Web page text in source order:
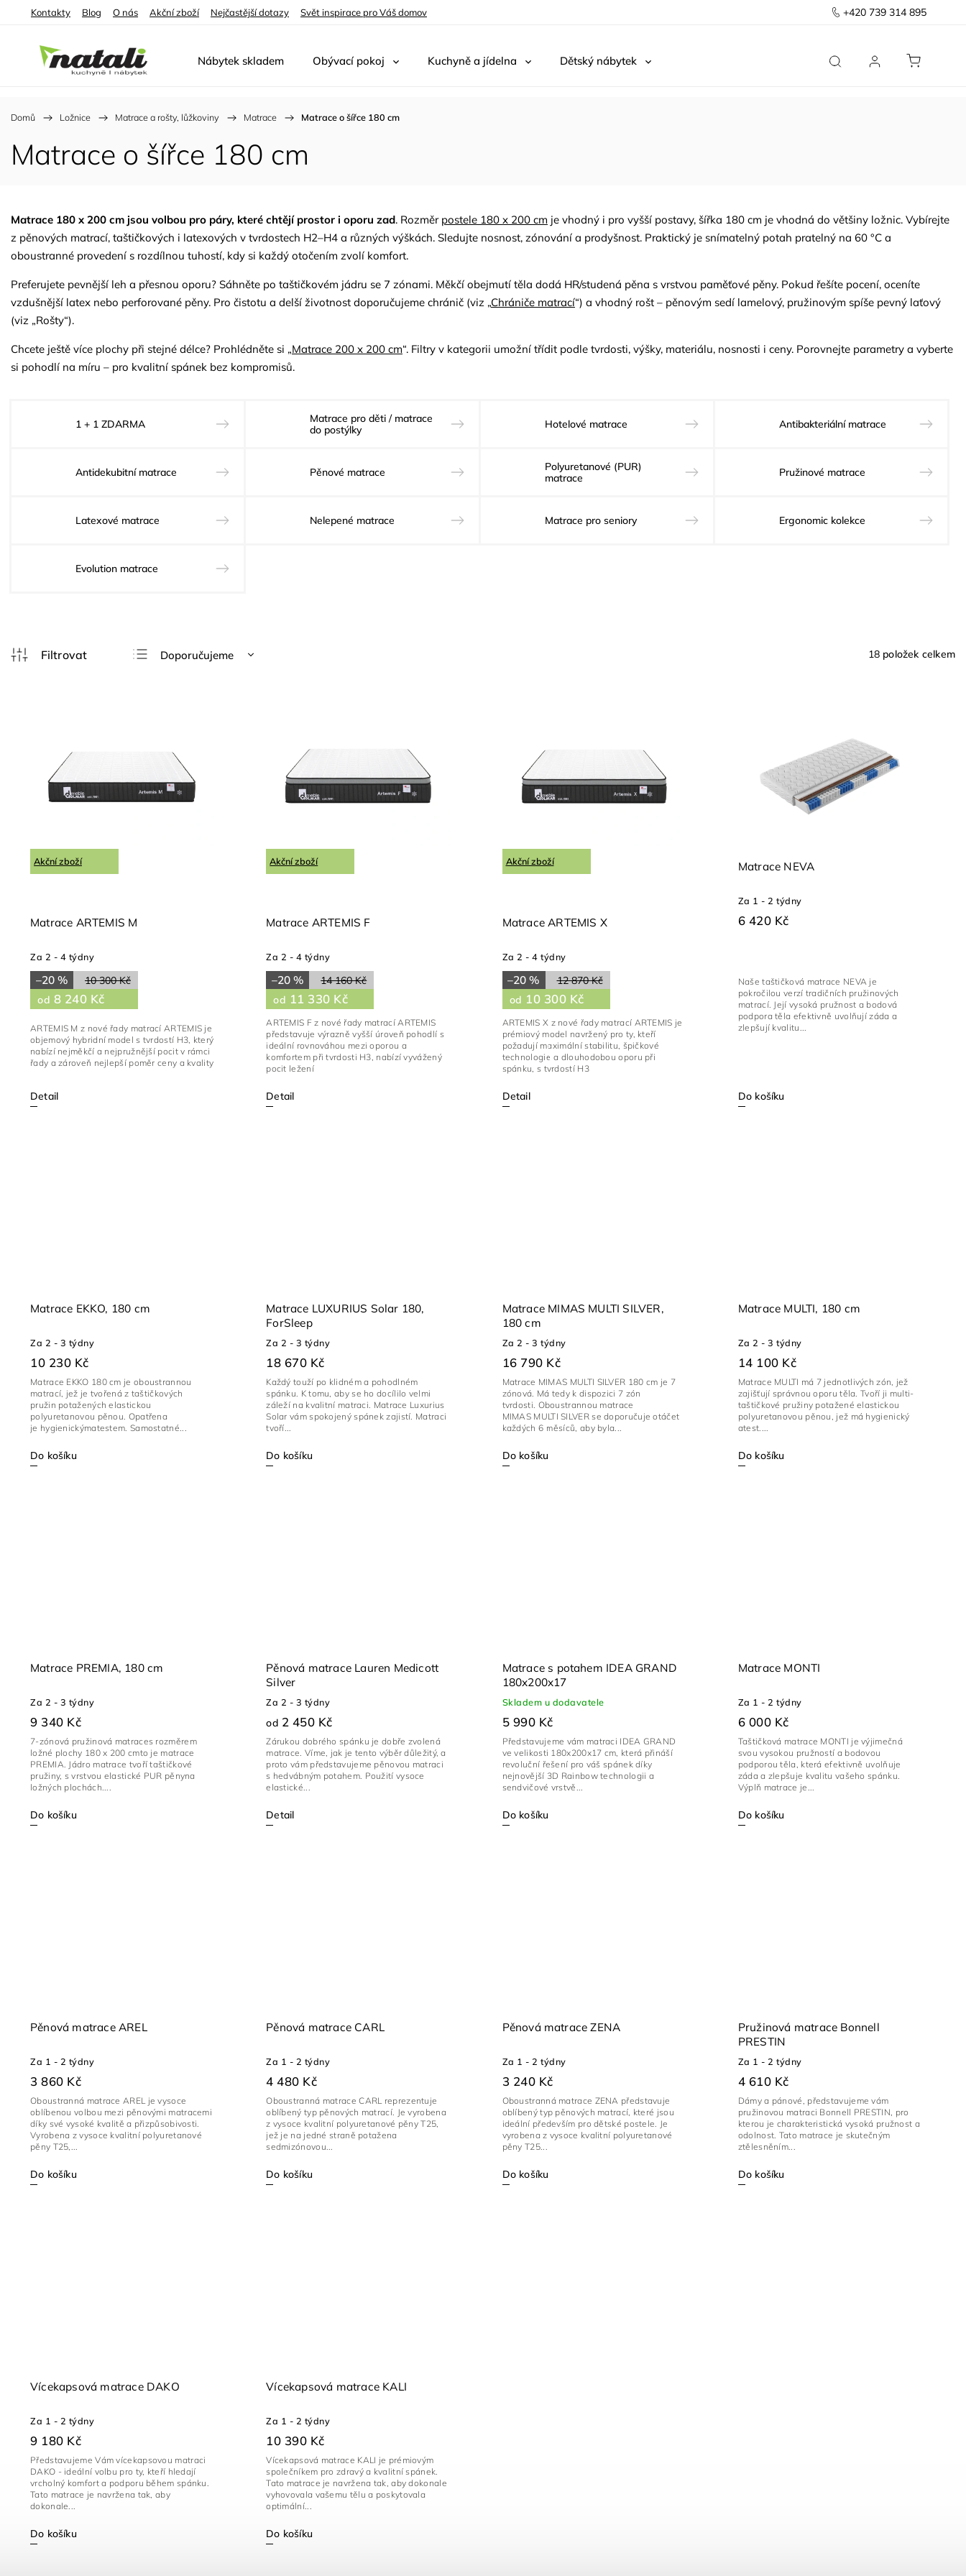
+420 739 314 895
Kontakty Blog O nás Akční zboží Nejčastější dotazy Svět inspirace pro Váš domov
Nábytek skladem Obývací pokoj Kuchyně a jídelna Dětský nábytek Předsíň
Domů / Ložnice / Matrace a rošty, lůžkoviny / Matrace / Matrace o šířce 180 cm
Matrace o šířce 180 cm
Matrace 180 x 200 cm jsou volbou pro páry, které chtějí prostor i oporu zad. Rozměr postele 180 x 200 cm je vhodný i pro vyšší postavy, šířka 180 cm je vhodná do většiny ložnic. Vybírejte
z pěnových matrací, taštičkových i latexových v tvrdostech H2–H4 a různých výškách. Sledujte nosnost, zónování a prodyšnost. Praktický je snímatelný potah pratelný na 60 °C a
oboustranné provedení s rozdílnou tuhostí, kdy si každý otočením zvolí komfort.
Preferujete pevnější leh a přesnou oporu? Sáhněte po taštičkovém jádru se 7 zónami. Měkčí obejmutí těla dodá HR/studená pěna s vrstvou paměťové pěny. Pokud řešíte pocení, oceníte
vzdušnější latex nebo perforované pěny. Pro čistotu a delší životnost doporučujeme chránič (viz „Chrániče matrací“) a vhodný rošt – pěnovým sedí lamelový, pružinovým spíše pevný laťový
(viz „Rošty“).
Chcete ještě více plochy při stejné délce? Prohlédněte si „Matrace 200 x 200 cm“. Filtry v kategorii umožní třídit podle tvrdosti, výšky, materiálu, nosnosti i ceny. Porovnejte parametry a vyberte
si pohodlí na míru – pro kvalitní spánek bez kompromisů.
1 + 1 ZDARMA
Matrace pro děti / matrace
do postýlky
Hotelové matrace Antibakteriální matrace
Antidekubitní matrace Pěnové matrace
Polyuretanové (PUR)
matrace
Pružinové matrace
Latexové matrace Nelepené matrace Matrace pro seniory Ergonomic kolekce
Evolution matrace
Doporučujeme
18 položek celkem
Akční zboží
Matrace ARTEMIS M
Za 2 - 4 týdny
10 300 Kč
–20 %
od 8 240 Kč
Detail
ARTEMIS M z nové řady matrací ARTEMIS je
objemový hybridní model s tvrdostí H3, který
nabízí nejměkčí a nejpružnější pocit v rámci
řady a zároveň nejlepší poměr ceny a kvality
Akční zboží
Matrace ARTEMIS F
Za 2 - 4 týdny
14 160 Kč
–20 %
od 11 330 Kč
Detail
ARTEMIS F z nové řady matrací ARTEMIS
představuje výrazně vyšší úroveň pohodlí s
ideální rovnováhou mezi oporou a
komfortem při tvrdosti H3, nabízí vyvážený
pocit ležení
Akční zboží
Matrace ARTEMIS X
Za 2 - 4 týdny
12 870 Kč
–20 %
od 10 300 Kč
Detail
ARTEMIS X z nové řady matrací ARTEMIS je
prémiový model navržený pro ty, kteří
požadují maximální stabilitu, špičkové
technologie a dlouhodobou oporu při
spánku, s tvrdostí H3
Matrace NEVA
Za 1 - 2 týdny
6 420 Kč
Do košíku
Naše taštičková matrace NEVA je
pokročilou verzí tradičních pružinových
matrací. Její vysoká pružnost a bodová
podpora těla efektivně uvolňují záda a
zlepšují kvalitu...
Matrace EKKO, 180 cm
Za 2 - 3 týdny
10 230 Kč
Do košíku
Matrace EKKO 180 cm je oboustrannou
matrací, jež je tvořená z taštičkových
pružin potažených elastickou
polyuretanovou pěnou. Opatřena
je hygienickýmatestem. Samostatné...
Matrace LUXURIUS Solar 180,
ForSleep
Za 2 - 3 týdny
18 670 Kč
Do košíku
Každý touží po klidném a pohodlném
spánku. K tomu, aby se ho docílilo velmi
záleží na kvalitní matraci. Matrace Luxurius
Solar vám spokojený spánek zajistí. Matraci
tvoří...
Matrace MIMAS MULTI SILVER,
180 cm
Za 2 - 3 týdny
16 790 Kč
Do košíku
Matrace MIMAS MULTI SILVER 180 cm je 7
zónová. Má tedy k dispozici 7 zón
tvrdosti. Oboustrannou matrace
MIMAS MULTI SILVER se doporučuje otáčet
každých 6 měsíců, aby byla...
Matrace MULTI, 180 cm
Za 2 - 3 týdny
14 100 Kč
Do košíku
Matrace MULTI má 7 jednotlivých zón, jež
zajišťují správnou oporu těla. Tvoří ji multi-
taštičkové pružiny potažené elastickou
polyuretanovou pěnou, jež má hygienický
atest....
Matrace PREMIA, 180 cm
Za 2 - 3 týdny
9 340 Kč
Do košíku
7-zónová pružinová matraces rozměrem
ložné plochy 180 x 200 cmto je matrace
PREMIA. Jádro matrace tvoří taštičkové
pružiny, s vrstvou elastické PUR pěnyna
ložných plochách....
Pěnová matrace Lauren Medicott
Silver
Za 2 - 3 týdny
od 2 450 Kč
Detail
Zárukou dobrého spánku je dobře zvolená
matrace. Víme, jak je tento výběr důležitý, a
proto vám představujeme pěnovou matraci
s hedvábným potahem. Použití vysoce
elastické...
Matrace s potahem IDEA GRAND
180x200x17
Skladem u dodavatele
5 990 Kč
Do košíku
Představujeme vám matraci IDEA GRAND
ve velikosti 180x200x17 cm, která přináší
revoluční řešení pro váš spánek díky
nejnovější 3D Rainbow technologii a
sendvičové vrstvě...
Matrace MONTI
Za 1 - 2 týdny
6 000 Kč
Do košíku
Taštičková matrace MONTI je výjimečná
svou vysokou pružností a bodovou
podporou těla, která efektivně uvolňuje
záda a zlepšuje kvalitu vašeho spánku.
Výplň matrace je...
Pěnová matrace AREL
Za 1 - 2 týdny
3 860 Kč
Do košíku
Oboustranná matrace AREL je vysoce
oblíbenou volbou mezi pěnovými matracemi
díky své vysoké kvalitě a přizpůsobivosti.
Vyrobena z vysoce kvalitní polyuretanové
pěny T25,...
Pěnová matrace CARL
Za 1 - 2 týdny
4 480 Kč
Do košíku
Oboustranná matrace CARL reprezentuje
oblíbený typ pěnových matrací. Je vyrobena
z vysoce kvalitní polyuretanové pěny T25,
jež je na jedné straně potažena
sedmizónovou...
Pěnová matrace ZENA
Za 1 - 2 týdny
3 240 Kč
Do košíku
Oboustranná matrace ZENA představuje
oblíbený typ pěnových matrací, které jsou
ideální především pro dětské postele. Je
vyrobena z vysoce kvalitní polyuretanové
pěny T25...
Pružinová matrace Bonnell
PRESTIN
Za 1 - 2 týdny
4 610 Kč
Do košíku
Dámy a pánové, představujeme vám
pružinovou matraci Bonnell PRESTIN, pro
kterou je charakteristická vysoká pružnost a
odolnost. Tato matrace je skutečným
ztělesněním...
Vícekapsová matrace DAKO
Za 1 - 2 týdny
9 180 Kč
Do košíku
Představujeme Vám vícekapsovou matraci
DAKO - ideální volbu pro ty, kteří hledají
vrcholný komfort a podporu během spánku.
Tato matrace je navržena tak, aby
dokonale...
Vícekapsová matrace KALI
Za 1 - 2 týdny
10 390 Kč
Do košíku
Vícekapsová matrace KALI je prémiovým
společníkem pro zdravý a kvalitní spánek.
Tato matrace je navržena tak, aby dokonale
vyhovovala vašemu tělu a poskytovala
optimální...